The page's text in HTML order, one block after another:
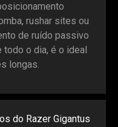
rushar sites ou
de ruído passivo
o dia, é o ideal
longas.
do Razer Gigantus